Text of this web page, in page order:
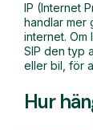
IP (Internet
handlar mer
internet. Om
SIP den typ
eller bil, för
Hur